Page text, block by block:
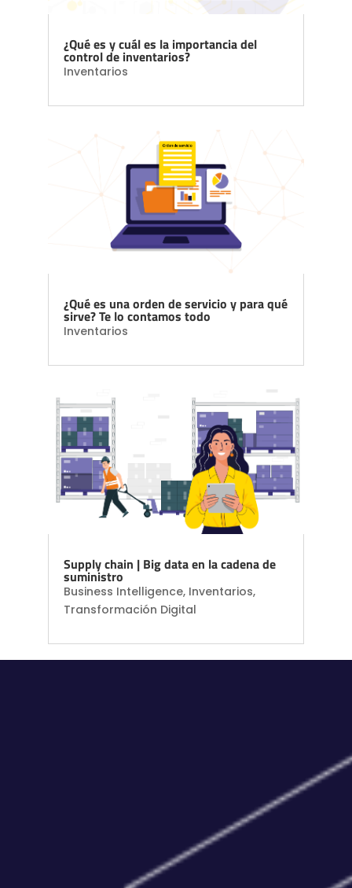
¿Qué es y cuál es la importancia del
control de inventarios?
Inventarios
¿Qué es una orden de servicio y para qué
sirve? Te lo contamos todo
Inventarios
Supply chain | Big data en la cadena de
suministro
Business Intelligence, Inventarios,
Transformación Digital